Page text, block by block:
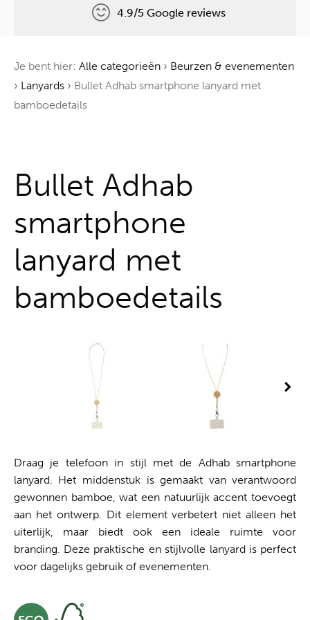
Één boom voor elke bestelling
4.9/5 Google reviews
Je bent hier: Alle categorieën › Beurzen & evenementen
› Lanyards › Bullet Adhab smartphone lanyard met
bamboedetails
Bullet Adhab
smartphone
lanyard met
bamboedetails
Draag je telefoon in stijl met de Adhab smartphone
lanyard. Het middenstuk is gemaakt van verantwoord
gewonnen bamboe, wat een natuurlijk accent toevoegt
aan het ontwerp. Dit element verbetert niet alleen het
uiterlijk, maar biedt ook een ideale ruimte voor
branding. Deze praktische en stijlvolle lanyard is perfect
voor dagelijks gebruik of evenementen.